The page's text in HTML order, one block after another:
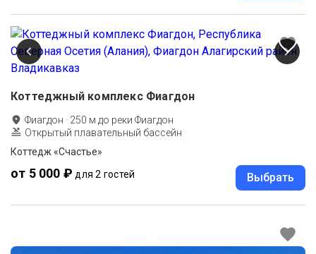
Коттеджный комплекс Фиагдон
Фиагдон · 250 м до реки Фиагдон
Открытый плавательный бассейн
Коттедж «Счастье»
от 5 000 ₽ для 2 гостей Выбрать